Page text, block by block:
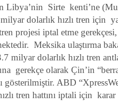
Sirte kenti’ne
dolarlık hızlı tren için
projesi iptal etme
Meksika ulaştırma
milyar dolarlık hızlı tren
gerekçe olarak Çin’in
gösterilmiştir. ABD
tren hattını iptali için karar